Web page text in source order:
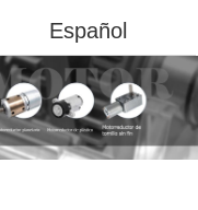
Español